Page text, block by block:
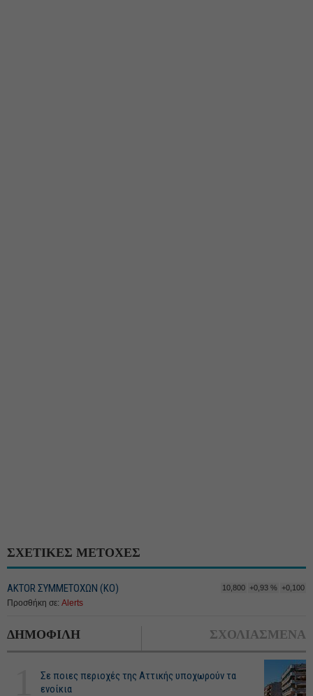
ΣΧΕΤΙΚΕΣ ΜΕΤΟΧΕΣ
ΑΚTOR ΣΥΜΜΕΤΟΧΩΝ (ΚΟ) 10,800 +0,93 % +0,100
Προσθήκη σε: Alerts
ΔΗΜΟΦΙΛΗ ΣΧΟΛΙΑΣΜΕΝΑ
Σε ποιες περιοχές της Αττικής υποχωρούν τα
ενοίκια